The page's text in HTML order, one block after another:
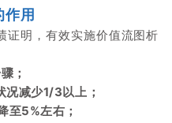
作用
证明，有效实施价值流图析
；
减少1/3以上；
至5%左右；